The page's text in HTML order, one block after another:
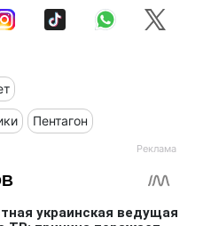
Пентагон